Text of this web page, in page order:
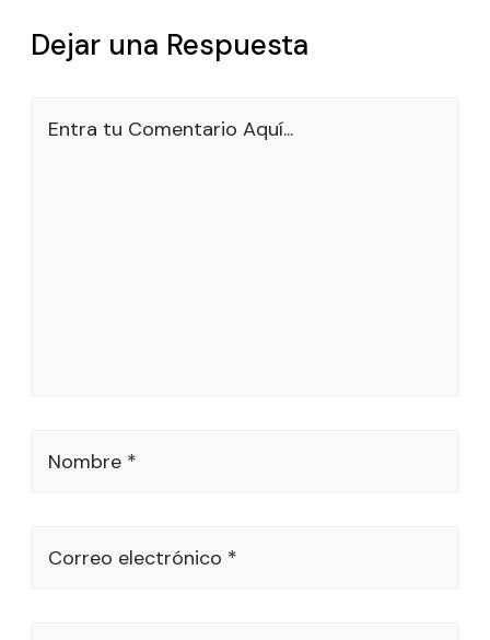
Dejar una Respuesta
Entra tu Comentario Aquí...
Nombre *
Correo electrónico *